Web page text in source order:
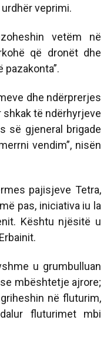
veprimi.
vetëm në
që dronët dhe
pazakonta”.
dhe ndërprerjes
të ndërhyrjeve
së gjeneral brigade
vendim”, nisën
pajisjeve Tetra,
pas, iniciativa iu la
Kështu njësitë u
u grumbulluan
mbështetje ajrore;
në fluturim,
fluturimet mbi